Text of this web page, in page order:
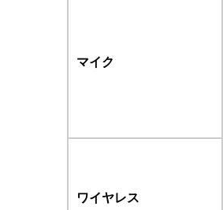
マイク
ワイヤレス